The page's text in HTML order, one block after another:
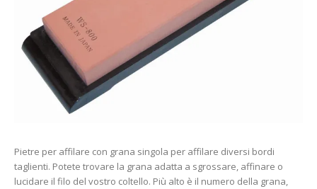
Pietre per affilare con grana singola per affilare diversi bordi
taglienti. Potete trovare la grana adatta a sgrossare, affinare o
lucidare il filo del vostro coltello. Più alto è il numero della grana,